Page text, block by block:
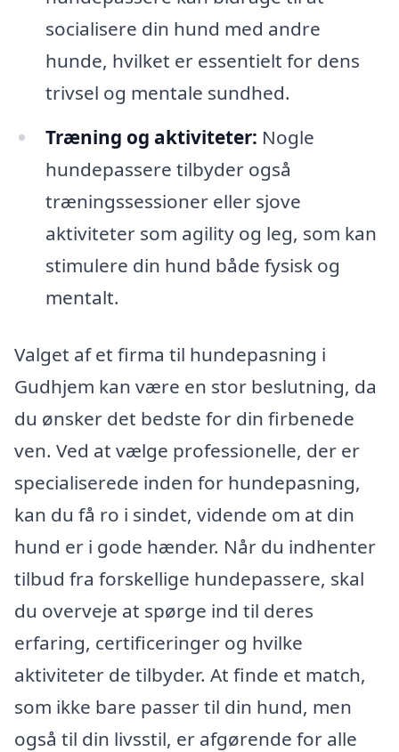
socialisere din hund med andre
hunde, hvilket er essentielt for dens
trivsel og mentale sundhed.
Træning og aktiviteter: Nogle
hundepassere tilbyder også
træningssessioner eller sjove
aktiviteter som agility og leg, som kan
stimulere din hund både fysisk og
mentalt.
Valget af et firma til hundepasning i
Gudhjem kan være en stor beslutning, da
du ønsker det bedste for din firbenede
ven. Ved at vælge professionelle, der er
specialiserede inden for hundepasning,
kan du få ro i sindet, vidende om at din
hund er i gode hænder. Når du indhenter
tilbud fra forskellige hundepassere, skal
du overveje at spørge ind til deres
erfaring, certificeringer og hvilke
aktiviteter de tilbyder. At finde et match,
som ikke bare passer til din hund, men
også til din livsstil, er afgørende for alle